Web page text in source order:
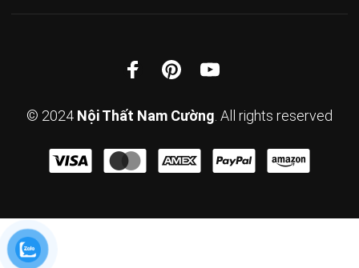
© 2024 Nội Thất Nam Cường . All rights reserved